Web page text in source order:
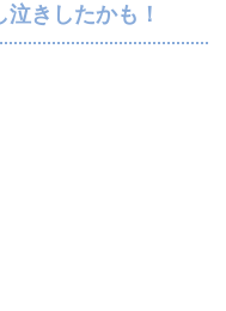
きしたかも！